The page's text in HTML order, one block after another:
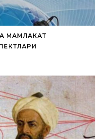
МАМЛАКАТ